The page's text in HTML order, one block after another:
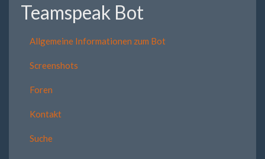
Teamspeak Bot
Allgemeine Informationen zum Bot
Screenshots
Foren
Kontakt
Suche